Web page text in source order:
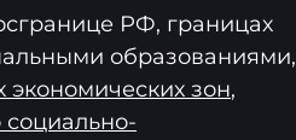
РФ, границах
образованиями,
экономических зон,